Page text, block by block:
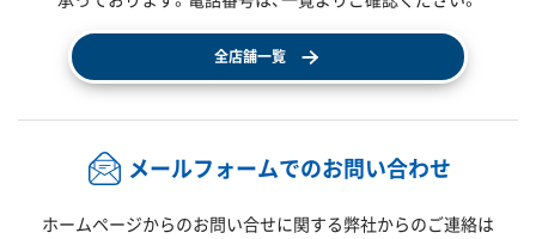
全店舗一覧
メールフォームでのお問い合わせ
ホームページからのお問い合せに関する弊社からのご連絡は